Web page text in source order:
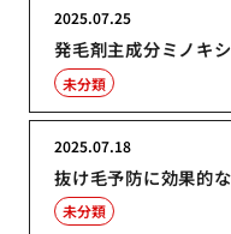
発毛剤主成分ミノキ
2025.07.25
未分類
抜け毛予防に効果的
2025.07.18
未分類